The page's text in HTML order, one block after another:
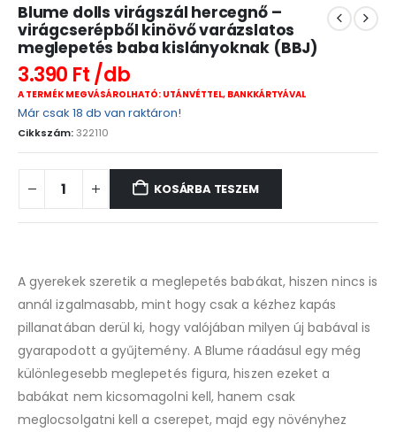
Blume dolls virágszál hercegnő –
virágcserépből kinövő varázslatos
meglepetés baba kislányoknak (BBJ)
3.390 Ft
A TERMÉK MEGVÁSÁROLHATÓ: UTÁNVÉTTEL, BANKKÁRTYÁVAL
Már csak 18 db van raktáron!
Cikkszám:322110
KOSÁRBA TESZEM
A gyerekek szeretik a meglepetés babákat, hiszen nincs is
annál izgalmasabb, mint hogy csak a kézhez kapás
pillanatában derül ki, hogy valójában milyen új babával is
gyarapodott a gyűjtemény. A Blume ráadásul egy még
különlegesebb meglepetés figura, hiszen ezeket a
babákat nem kicsomagolni kell, hanem csak
meglocsolgatni kell a cserepet, majd egy növényhez